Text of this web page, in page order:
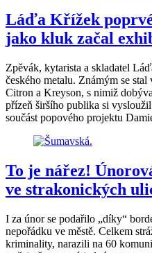
Láďa Křížek
jako kluk začal
Zpěvák, kytarista a skladatel
českého metalu. Známým se
Citron a Kreyson, s nimiž
přízeň širšího publika si
součást popového projektu
To je nářez!
ve strakonických
I za únor se podařilo „díky“
nepořádku ve městě. Celkem
kriminality, narazili na 60